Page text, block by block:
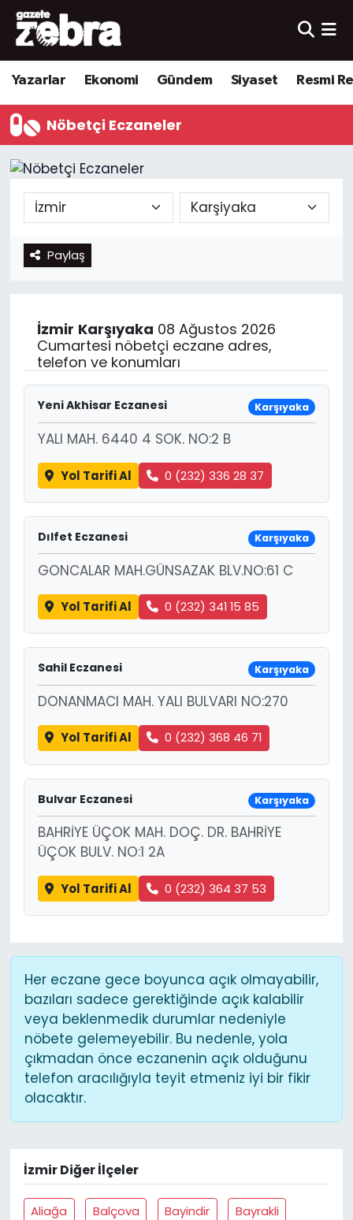
Yazarlar Ekonomi Gündem Siyaset Resmi
Nöbetçi Eczaneler
Paylaş
İzmir Karşıyaka 08 Ağustos 2026
Cumartesi nöbetçi eczane adres,
telefon ve konumları
Yeni Akhisar Eczanesi Karşıyaka
YALI MAH. 6440 4 SOK. NO:2 B
Yol Tarifi Al 0 (232) 336 28 37
Dılfet Eczanesi Karşıyaka
GONCALAR MAH.GÜNSAZAK BLV.NO:61 C
Yol Tarifi Al 0 (232) 341 15 85
Sahil Eczanesi Karşıyaka
DONANMACI MAH. YALI BULVARI NO:270
Yol Tarifi Al 0 (232) 368 46 71
Bulvar Eczanesi Karşıyaka
BAHRİYE ÜÇOK MAH. DOÇ. DR. BAHRİYE
ÜÇOK BULV. NO:1 2A
Yol Tarifi Al 0 (232) 364 37 53
Her eczane gece boyunca açık olmayabilir,
bazıları sadece gerektiğinde açık kalabilir
veya beklenmedik durumlar nedeniyle
nöbete gelemeyebilir. Bu nedenle, yola
çıkmadan önce eczanenin açık olduğunu
telefon aracılığıyla teyit etmeniz iyi bir fikir
olacaktır.
İzmir Diğer İlçeler
Aliağa Balçova Bayindir
Bayrakli
Yazarlar
Ekonomi
Kültür-Sanat
Yerel
Spor
Nöbetçi Eczaneler
Hava Durumu
Trafik Durumu
Süper Lig Puan Durumu ve Fikstür
Tüm Manşetler
Son Dakika Haberleri